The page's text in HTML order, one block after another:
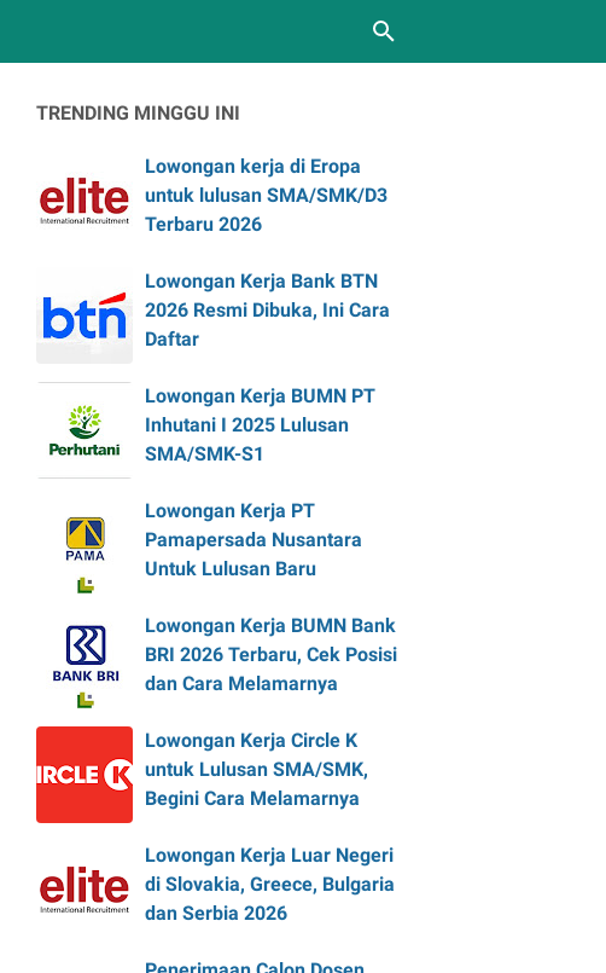
TRENDING MINGGU INI
Lowongan kerja di Eropa
untuk lulusan SMA/SMK/D3
Terbaru 2026
Lowongan Kerja Bank BTN
2026 Resmi Dibuka, Ini Cara
Daftar
Lowongan Kerja BUMN PT
Inhutani I 2025 Lulusan
SMA/SMK-S1
Lowongan Kerja PT
Pamapersada Nusantara
Untuk Lulusan Baru
Lowongan Kerja BUMN Bank
BRI 2026 Terbaru, Cek Posisi
dan Cara Melamarnya
Lowongan Kerja Circle K
untuk Lulusan SMA/SMK,
Begini Cara Melamarnya
Lowongan Kerja Luar Negeri
di Slovakia, Greece, Bulgaria
dan Serbia 2026